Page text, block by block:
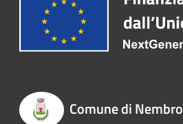
Comune di Nembro